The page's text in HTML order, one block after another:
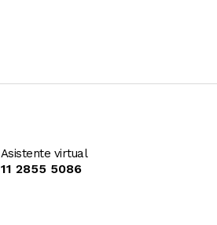
Asistente virtual
11 2855 5086